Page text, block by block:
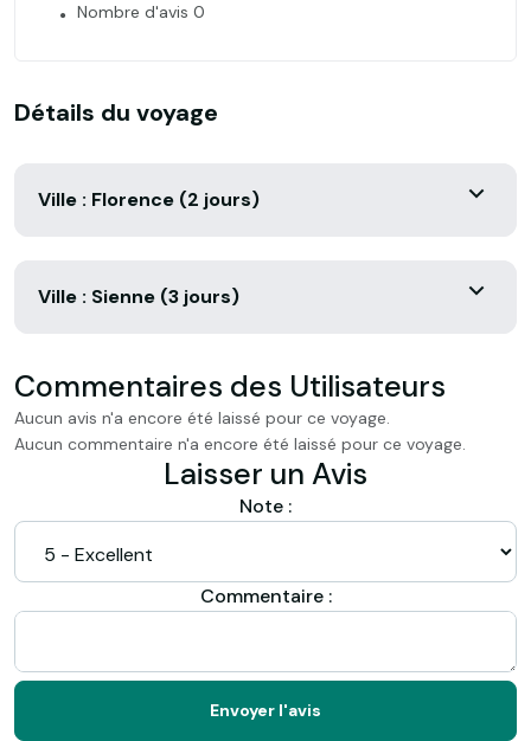
Nombre d'avis 0
Détails du voyage
Ville : Florence (2 jours)
Ville : Sienne (3 jours)
Commentaires des Utilisateurs
Aucun avis n'a encore été laissé pour ce voyage.
Aucun commentaire n'a encore été laissé pour ce voyage.
Laisser un Avis
Note :
Commentaire :
Envoyer l'avis